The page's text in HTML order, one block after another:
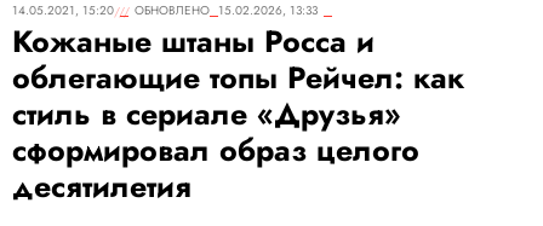
14.05.2021, 15:20
ОБНОВЛЕНО 15.02.2026, 13:33
Кожаные штаны Росса и
облегающие топы Рейчел: как
стиль в сериале «Друзья»
сформировал образ целого
десятилетия